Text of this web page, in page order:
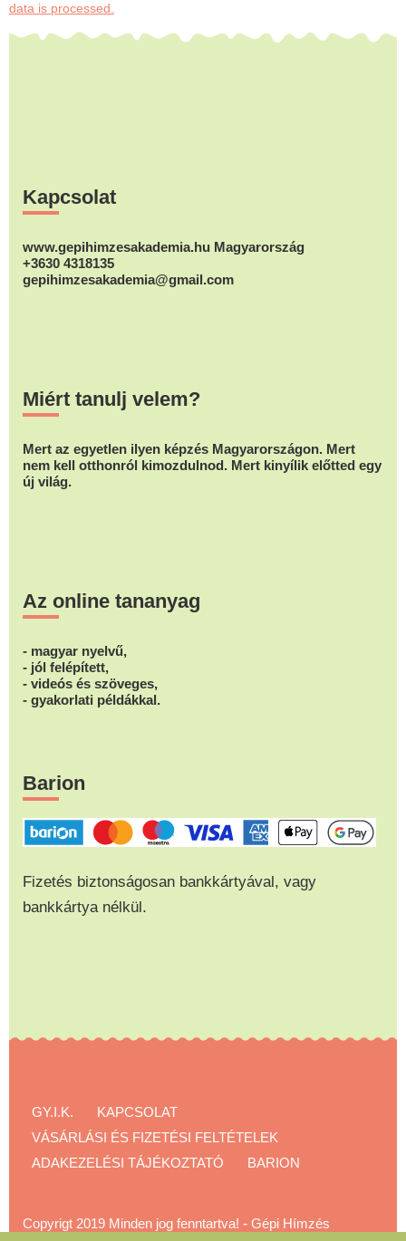
data is processed.
Kapcsolat
www.gepihimzesakademia.hu Magyarország
+3630 4318135
gepihimzesakademia@gmail.com
Miért tanulj velem?
Mert az egyetlen ilyen képzés Magyarországon. Mert
nem kell otthonról kimozdulnod. Mert kinyílik előtted egy
új világ.
Az online tananyag
- magyar nyelvű,
- jól felépített,
- videós és szöveges,
- gyakorlati példákkal.
Barion
Fizetés biztonságosan bankkártyával, vagy
bankkártya nélkül.
GY.I.K.
KAPCSOLAT
VÁSÁRLÁSI ÉS FIZETÉSI FELTÉTELEK
ADAKEZELÉSI TÁJÉKOZTATÓ
BARION
Copyrigt 2019 Minden jog fenntartva! - Gépi Hímzés